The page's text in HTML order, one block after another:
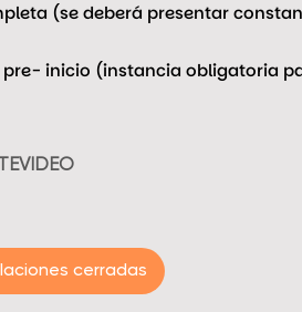
(se deberá presentar
inicio (instancia obligatoria
cerradas